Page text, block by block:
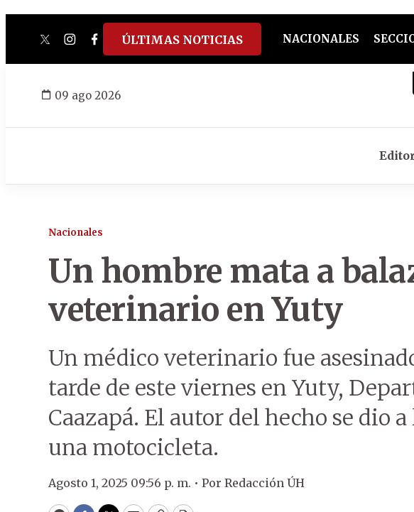
twitterinstagram
facebook
tiktokyoutube
spotify
ÚLTIMAS NOTICIAS NACIONALES
09 ago 2026
Nacionales
Un hombre mata a
veterinario en Yuty
Un médico veterinario fue
tarde de este viernes en Yuty,
Caazapá. El autor del hecho se dio
una motocicleta.
Agosto 1, 2025 09:56 p. m. • Por Redacción ÚH